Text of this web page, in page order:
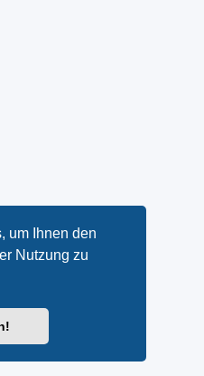
um Ihnen den
Nutzung zu